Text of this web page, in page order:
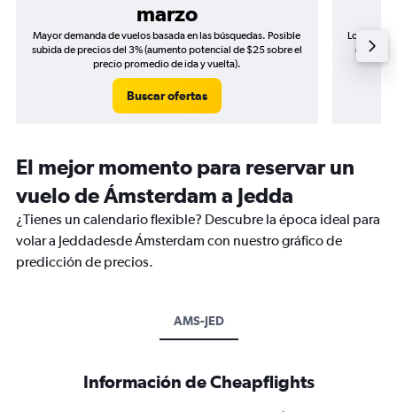
marzo
Mayor demanda de vuelos basada en las búsquedas. Posible
subida de precios del 3% (aumento potencial de $25 sobre el
precio promedio de ida y vuelta).
Buscar ofertas
Los
de
El mejor momento para reservar un
vuelo de Ámsterdam a Jedda
¿Tienes un calendario flexible? Descubre la época ideal para
volar a Jeddadesde Ámsterdam con nuestro gráfico de
predicción de precios.
AMS-JED
Información de Cheapflights